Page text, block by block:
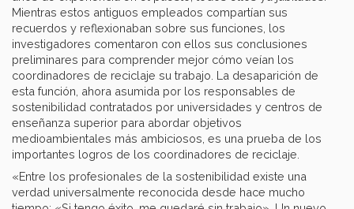
Mientras estos antiguos empleados compartían sus
recuerdos y reflexionaban sobre sus funciones, los
investigadores comentaron con ellos sus conclusiones
preliminares para comprender mejor cómo veían los
coordinadores de reciclaje su trabajo. La desaparición de
esta función, ahora asumida por los responsables de
sostenibilidad contratados por universidades y centros de
enseñanza superior para abordar objetivos
medioambientales más ambiciosos, es una prueba de los
importantes logros de los coordinadores de reciclaje.
«Entre los profesionales de la sostenibilidad existe una
verdad universalmente reconocida desde hace mucho